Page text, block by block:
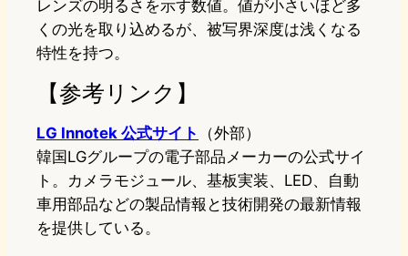
レンズの明るさを示す数値。値が小さいほど多
くの光を取り込めるが、被写界深度は浅くなる
特性を持つ。
【参考リンク】
LG Innotek 公式サイト
（外部）
韓国LGグループの電子部品メーカーの公式サイ
ト。カメラモジュール、基板実装、LED、自動
車用部品などの製品情報と技術開発の最新情報
を提供している。